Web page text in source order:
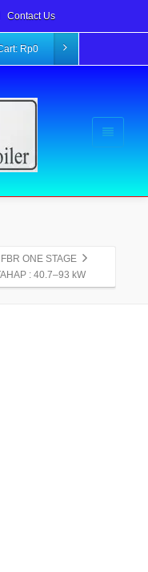
Contact Us
Rp0
ONE STAGE
: 40.7–93 kW